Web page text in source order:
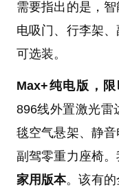
需要指出的是，
电吸门、行李架
可选装。
Max+纯电版，限
896线外置激光雷
毯空气悬架、静
副驾零重力座椅。
家用版本。该有